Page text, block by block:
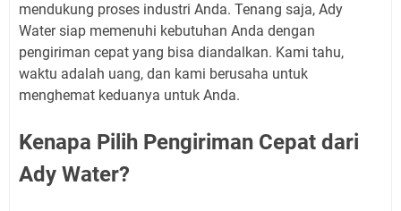
mendukung proses industri Anda. Tenang saja, Ady
Water siap memenuhi kebutuhan Anda dengan
pengiriman cepat yang bisa diandalkan. Kami tahu,
waktu adalah uang, dan kami berusaha untuk
menghemat keduanya untuk Anda.
Kenapa Pilih Pengiriman Cepat dari
Ady Water?